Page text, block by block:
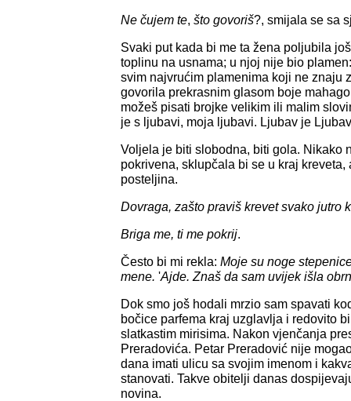
Ne čujem te, što govoriš?, smijala se sa
Svaki put kada bi me ta žena poljubila
toplinu na usnama; u njoj nije bio
svim najvrućim plamenima koji ne znaju
govorila prekrasnim glasom boje
možeš pisati brojke velikim ili malim
je s ljubavi, moja ljubavi. Ljubav je
Voljela je biti slobodna, biti gola. Nikako
pokrivena, sklupčala bi se u kraj kreveta,
posteljina.
Dovraga, zašto praviš krevet svako jutro
Briga me, ti me pokrij.
Često bi mi rekla: Moje su noge
mene. 'Ajde. Znaš da sam uvijek išla
Dok smo još hodali mrzio sam spavati
bočice parfema kraj uzglavlja i redovito
slatkastim mirisima. Nakon vjenčanja
Preradovića. Petar Preradović nije
dana imati ulicu sa svojim imenom i
stanovati. Takve obitelji danas
novina.